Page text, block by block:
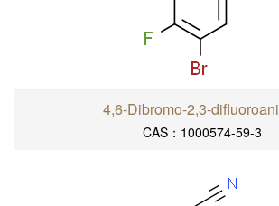
4,6-Dibromo-2,3-
CAS：1000574-59-3